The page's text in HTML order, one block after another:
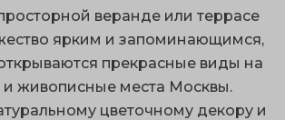
интерьеры с безупречным
количества гостей;
веранде или террасе
ярким и запоминающимся,
прекрасные виды на
живописные места Москвы.
цветочному декору и